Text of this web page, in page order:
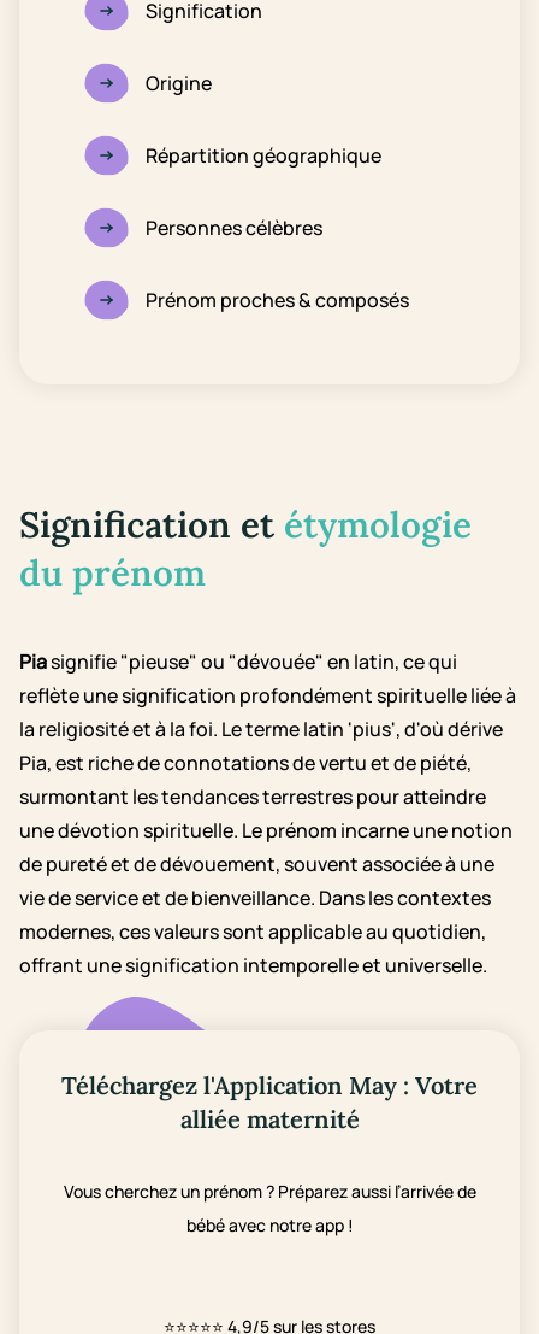
Signification
Origine
Répartition géographique
Personnes célèbres
Prénom proches & composés
Signification et étymologie
du prénom
Piasignifie "pieuse" ou "dévouée" en latin, ce qui
reflète une signification profondément spirituelle liée à
la religiosité et à la foi. Le terme latin 'pius', d'où dérive
Pia, est riche de connotations de vertu et de piété,
surmontant les tendances terrestres pour atteindre
une dévotion spirituelle. Le prénom incarne une notion
de pureté et de dévouement, souvent associée à une
vie de service et de bienveillance. Dans les contextes
modernes, ces valeurs sont applicable au quotidien,
offrant une signification intemporelle et universelle.
Téléchargez l'Application May : Votre
alliée maternité
Vous cherchez un prénom ? Préparez aussi l’arrivée de
bébé avec notre app !
⭐⭐⭐⭐⭐ 4,9/5 sur les stores